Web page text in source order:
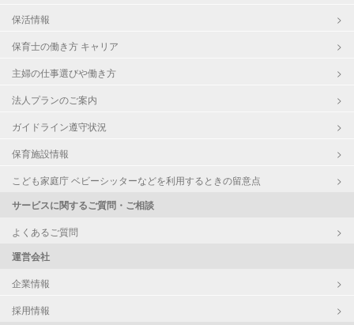
保活情報
保育士の働き方 キャリア
主婦の仕事選びや働き方
法人プランのご案内
ガイドライン遵守状況
保育施設情報
こども家庭庁 ベビーシッターなどを利用するときの留意点
サービスに関するご質問・ご相談
よくあるご質問
運営会社
企業情報
採用情報